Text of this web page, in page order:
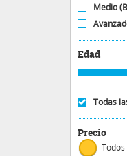
Medio
Edad
Todas
Precio
-